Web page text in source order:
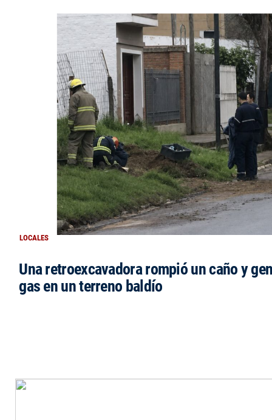
LOCALES
Una retroexcavadora rompió un caño y
gas en un terreno baldío